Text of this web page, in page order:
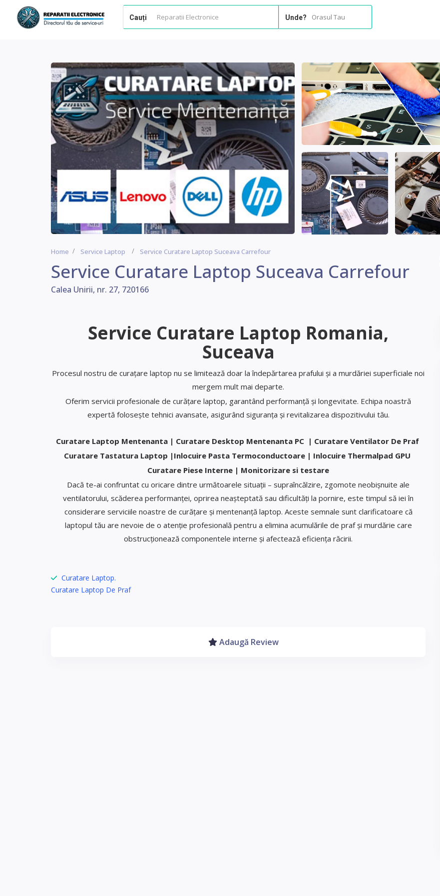
Cauți Unde? Orasul Tau
Home Service Laptop Service Curatare Laptop Suceava Carrefour
Service Curatare Laptop Suceava Carrefour
Calea Unirii, nr. 27, 720166
Service Curatare Laptop Romania,
Suceava
Procesul nostru de curațare laptop nu se limitează doar la îndepărtarea prafului și a murdăriei superficiale noi
mergem mult mai departe.
Oferim servicii profesionale de curățare laptop, garantând performanță și longevitate. Echipa noastră
expertă folosește tehnici avansate, asigurând siguranța și revitalizarea dispozitivului tău.
Curatare Laptop Mentenanta | Curatare Desktop Mentenanta PC | Curatare Ventilator De Praf
Curatare Tastatura Laptop |Inlocuire Pasta Termoconductoare | Inlocuire Thermalpad GPU
Curatare Piese Interne | Monitorizare si testare
Dacă te-ai confruntat cu oricare dintre următoarele situații – supraîncălzire, zgomote neobișnuite ale
ventilatorului, scăderea performanței, oprirea neașteptată sau dificultăți la pornire, este timpul să iei în
considerare serviciile noastre de curățare și mentenanță laptop. Aceste semnale sunt clarificatoare că
laptopul tău are nevoie de o atenție profesională pentru a elimina acumulările de praf și murdărie care
obstrucționează componentele interne și afectează eficiența răcirii.
Curatare Laptop.
Curatare Laptop De Praf
Adaugă Review